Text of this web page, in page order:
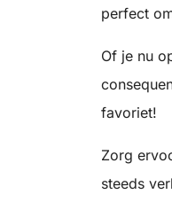
perfect
Of je nu
favoriet!
Zorg
steeds